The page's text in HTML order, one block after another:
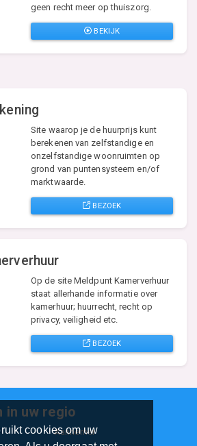
cookies om uw
geen recht meer op thuiszorg.
BEKIJK
Site waarop je de huurprijs kunt
berekenen van zelfstandige en
onzelfstandige woonruimten op
grond van puntensysteem en/of
marktwaarde.
BEZOEK
Op de site Meldpunt Kamerverhuur
staat allerhande informatie over
kamerhuur; huurrecht, recht op
privacy, veiligheid etc.
BEZOEK
in uw regio
Aannemer